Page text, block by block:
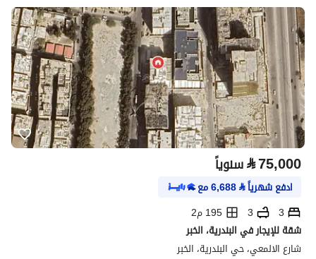
⃁75,000 سنوياً
ادفع شهرياً⃁
6,688مع
3
3
195 م2
شقة للإيجار في البندرية، الخبر
شارع الالمعي، حي البندرية، الخبر